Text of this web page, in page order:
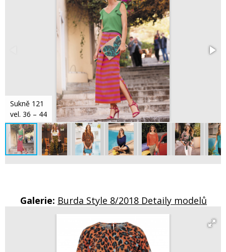
Sukně 121
vel. 36 – 44
Galerie: Burda Style 8/2018 Detaily modelů